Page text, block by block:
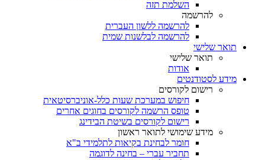
השלמת תזה
להרשמה
להרשמה ללשון העברית
להרשמה לבלשנות שמית
תואר שלישי
תואר שלישי
אודות
מידע לסטודנטים
רישום לקורסים
חיפוש במערכת שעות כלל-אוניברסיטאית
טופס הרשמה לקורסים בחוגים אחרים
רישום לקורסים בשיטת הבידינג
מידע שימושי לתואר ראשון
חומר לבחינת בקיאות לתלמידי ב"א
תחביר עברי – בחינה לדוגמה